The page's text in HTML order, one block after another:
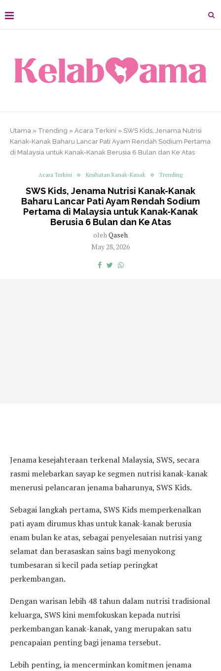
Utama » Trending » Acara Terkini » SWS Kids, Jenama Nutrisi
Kanak-Kanak Baharu Lancar Pati Ayam Rendah Sodium Pertama
di Malaysia untuk Kanak-Kanak Berusia 6 Bulan dan Ke Atas
Acara Terkini Kesihatan Kanak-Kanak Trending
SWS Kids, Jenama Nutrisi Kanak-Kanak
Baharu Lancar Pati Ayam Rendah Sodium
Pertama di Malaysia untuk Kanak-Kanak
Berusia 6 Bulan dan Ke Atas
olehQaseh
May 28, 2026
Jenama kesejahteraan terkenal Malaysia, SWS, secara
rasmi melebarkan sayap ke segmen nutrisi kanak-kanak
menerusi pelancaran jenama baharunya, SWS Kids.
Sebagai langkah pertama, SWS Kids memperkenalkan
pati ayam dirumus khas untuk kanak-kanak berusia
enam bulan ke atas, sebagai penyelesaian nutrisi yang
selamat dan berasaskan sains bagi menyokong
tumbesaran si kecil pada setiap peringkat
perkembangan.
Dengan warisan lebih 48 tahun dalam nutrisi tradisional
keluarga, SWS kini memfokuskan kepada nutrisi
perkembangan kanak-kanak, yang merupakan satu
pencapaian penting bagi jenama tersebut.
Lebih penting, ia mencerminkan komitmen jenama